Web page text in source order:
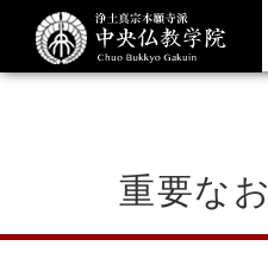
重要な